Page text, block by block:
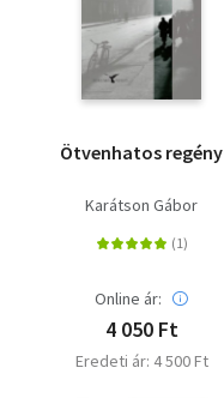
Ötvenhatos regény
Karátson Gábor
Online ár:
4 050 Ft
Eredeti ár: 4 500 Ft